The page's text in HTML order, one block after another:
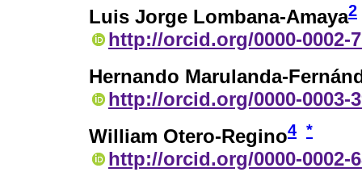
Luis Jorge Lombana-Amaya2
http://orcid.org/0000-0002-
Hernando Marulanda-
http://orcid.org/0000-0003-
William Otero-Regino4 *
http://orcid.org/0000-0002-